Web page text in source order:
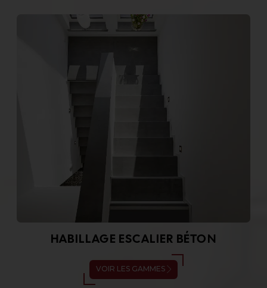
HABILLAGE ESCALIER BÉTON
VOIR LES GAMMES